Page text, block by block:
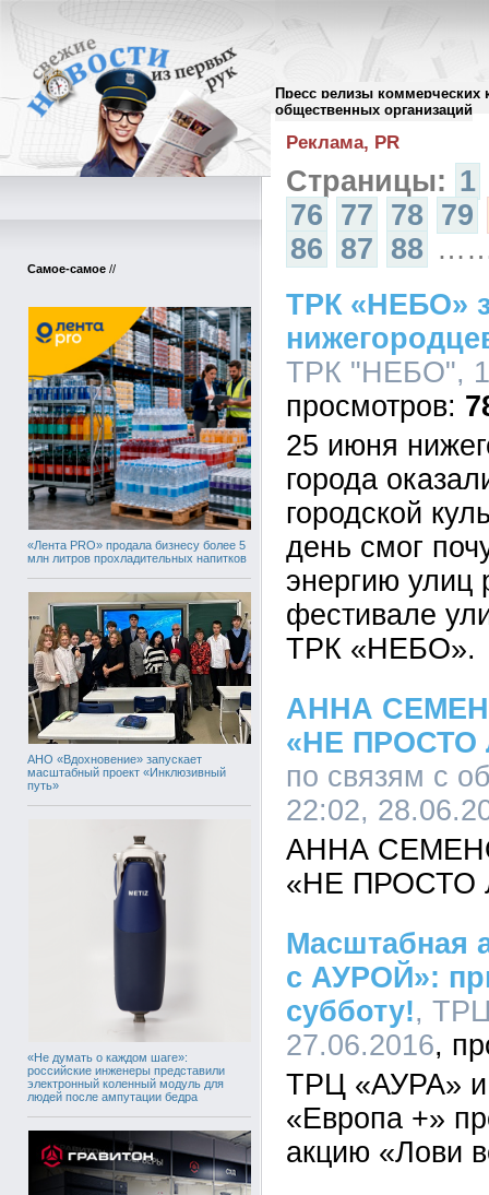
Пресс релизы коммерческих
общественных организаций
Самое-самое //
«Лента PRO» продала бизнесу более 5
млн литров прохладительных напитков
АНО «Вдохновение» запускает
масштабный проект «Инклюзивный
путь»
«Не думать о каждом шаге»:
российские инженеры представили
электронный коленный модуль для
людей после ампутации бедра
Архив пресс-релизов//
Реклама, PR
Страницы: 1
76 77 78 79
86 87 88
ТРК «НЕБО»
ТРК "НЕБО",
25 июня
города
городской
день смог
энергию улиц
фестивале
ТРК «НЕБО».
АННА
«НЕ
по связям с
22:02,
АННА
«НЕ
Масштабная
с АУРОЙ»:
субботу!,
27.06.2016
ТРЦ «АУРА» и
«Европа +»
акцию «Лови